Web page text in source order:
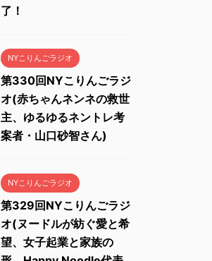
了！
NYこりんごラジオ
第330回NYこりんごラジ
オ(赤ちゃんネンネの救世
主、ゆるゆるネントレ考
案者・山口砂智さん)
NYこりんごラジオ
第329回NYこりんごラジ
オ(ヌードルが紡ぐ愛と希
望、女子起業と家族の